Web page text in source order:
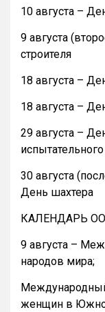
10 августа –
9 августа
строителя
18 августа –
18 августа –
29 августа –
30 августа
День шахтера
КАЛЕНДАРЬ
9 августа –
народов мира;
женщин в